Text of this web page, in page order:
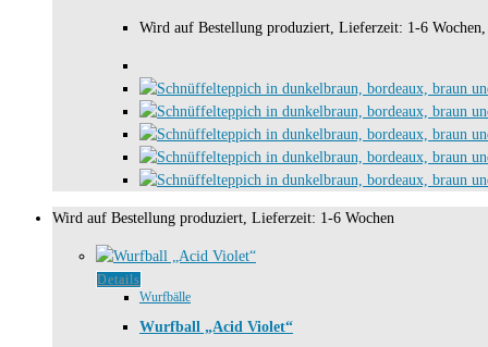
Wird auf Bestellung produziert, Lieferzeit: 1-6
Wird auf Bestellung produziert, Lieferzeit: 1-6 Wochen
Details
Wurfbälle
Wurfball „Acid Violet“